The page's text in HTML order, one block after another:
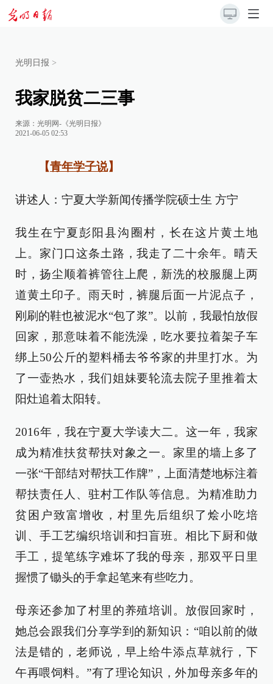
光明日报 >
我家脱贫二三事
来源： 光明网-《光明日报》
2021-06-05 02:53
【青年学子说】
讲述人：宁夏大学新闻传播学院硕士生 方宁
我生在宁夏彭阳县沟圈村，长在这片黄土地
上。家门口这条土路，我走了二十余年。晴天
时，扬尘顺着裤管往上爬，新洗的校服腿上两
道黄土印子。雨天时，裤腿后面一片泥点子，
刚刷的鞋也被泥水“包了浆”。以前，我最怕放假
回家，那意味着不能洗澡，吃水要拉着架子车
绑上50公斤的塑料桶去爷爷家的井里打水。为
了一壶热水，我们姐妹要轮流去院子里推着太
阳灶追着太阳转。
2016年，我在宁夏大学读大二。这一年，我家
成为精准扶贫帮扶对象之一。家里的墙上多了
一张“干部结对帮扶工作牌”，上面清楚地标注着
帮扶责任人、驻村工作队等信息。为精准助力
贫困户致富增收，村里先后组织了烩小吃培
训、手工艺编织培训和扫盲班。相比下厨和做
手工，提笔练字难坏了我的母亲，那双平日里
握惯了锄头的手拿起笔来有些吃力。
母亲还参加了村里的养殖培训。放假回家时，
她总会跟我们分享学到的新知识：“咱以前的做
法是错的，老师说，早上给牛添点草就行，下
午再喂饲料。”有了理论知识，外加母亲多年的